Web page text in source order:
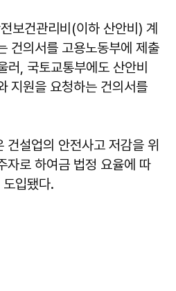
보건관리비(이하 산안비) 계
건의서를 고용노동부에 제출
, 국토교통부에도 산안비
지원을 요청하는 건의서를
건설업의 안전사고 저감을 위
자로 하여금 법정 요율에 따
입됐다.